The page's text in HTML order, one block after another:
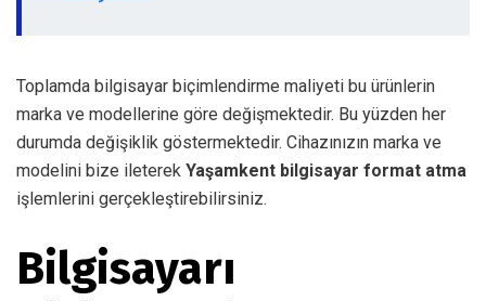
Toplamda bilgisayar biçimlendirme maliyeti bu ürünlerin
marka ve modellerine göre değişmektedir. Bu yüzden her
durumda değişiklik göstermektedir. Cihazınızın marka ve
modelini bize ileterek Yaşamkent bilgisayar format atma
işlemlerini gerçekleştirebilirsiniz.
Bilgisayarı